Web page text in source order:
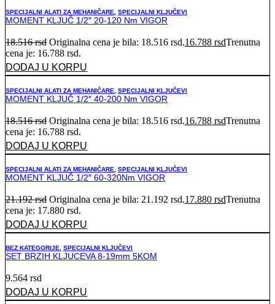
SPECIJALNI ALATI ZA MEHANIČARE SPECIJALNI KLJUČEVI
MOMENT KLJUČ 1/2″ 20-120 Nm VIGOR
18.516rsd Originalna cena je bila: 18.516 rsd.16.788 rsdTrenutna
cena je: 16.788 rsd.
DODAJ U KORPU
SPECIJALNI ALATI ZA MEHANIČARE SPECIJALNI KLJUČEVI
MOMENT KLJUČ 1/2″ 40-200 Nm VIGOR
18.516rsd Originalna cena je bila: 18.516 rsd.16.788 rsdTrenutna
cena je: 16.788 rsd.
DODAJ U KORPU
SPECIJALNI ALATI ZA MEHANIČARE SPECIJALNI KLJUČEVI
MOMENT KLJUČ 1/2″ 60-320Nm VIGOR
21.192rsd Originalna cena je bila: 21.192 rsd.17.880 rsdTrenutna
cena je: 17.880 rsd.
DODAJ U KORPU
BEZ KATEGORIJE SPECIJALNI KLJUČEVI
SET BRZIH KLJUCEVA 8-19mm 5KOM
9.564 rsd
DODAJ U KORPU